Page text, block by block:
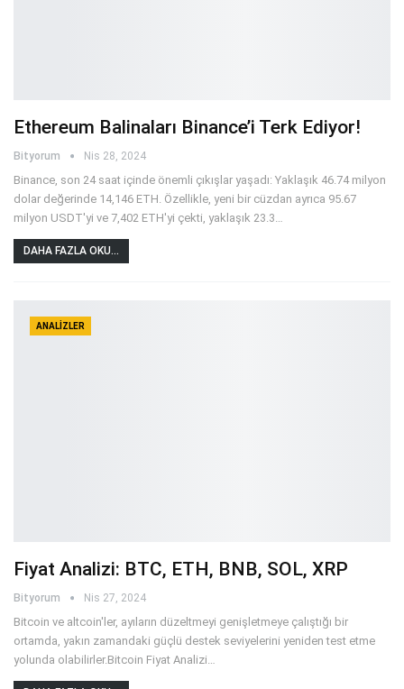
Ethereum Balinaları Binance’i Terk Ediyor!
Bityorum Nis 28, 2024
Binance, son 24 saat içinde önemli çıkışlar yaşadı: Yaklaşık 46.74 milyon
dolar değerinde 14,146 ETH. Özellikle, yeni bir cüzdan ayrıca 95.67
milyon USDT'yi ve 7,402 ETH'yi çekti, yaklaşık 23.3…
DAHA FAZLA OKU...
ANALIZLER
Fiyat Analizi: BTC, ETH, BNB, SOL, XRP
Bityorum Nis 27, 2024
Bitcoin ve altcoin'ler, ayıların düzeltmeyi genişletmeye çalıştığı bir
ortamda, yakın zamandaki güçlü destek seviyelerini yeniden test etme
yolunda olabilirler.Bitcoin Fiyat Analizi